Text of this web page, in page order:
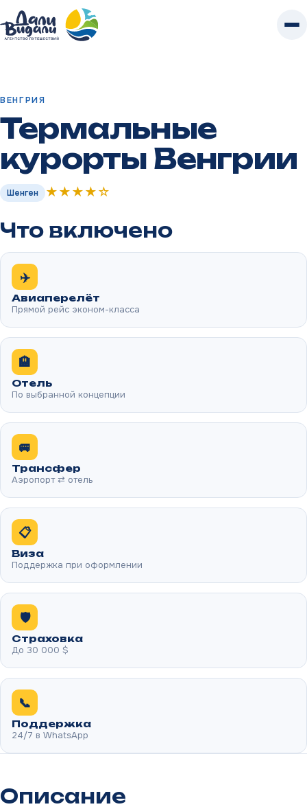
контенту
ВЕНГРИЯ
Термальные
курорты Венгрии
Шенген ★★★★☆
Что включено
✈️
Авиаперелёт
Прямой рейс эконом-класса
🏨
Отель
По выбранной концепции
🚐
Трансфер
Аэропорт ⇄ отель
📋
Виза
Поддержка при оформлении
🛡️
Страховка
До 30 000 $
📞
Поддержка
24/7 в WhatsApp
Описание